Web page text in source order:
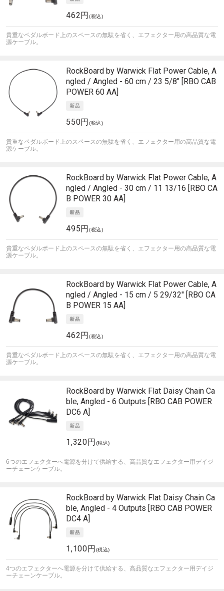
462円(税込)
貴重なペダルボード上のスペースの無駄を省く、エフェクター用の高品質な電
源ケーブル。
RockBoard by Warwick Flat Power Cable, A
ngled / Angled - 60 cm / 23 5/8" [RBO CAB
POWER 60 AA]
550円(税込)
貴重なペダルボード上のスペースの無駄を省く、エフェクター用の高品質な電
源ケーブル。
RockBoard by Warwick Flat Power Cable, A
ngled / Angled - 30 cm / 11 13/16 [RBO CA
B POWER 30 AA]
495円(税込)
貴重なペダルボード上のスペースの無駄を省く、エフェクター用の高品質な電
源ケーブル。
RockBoard by Warwick Flat Power Cable, A
ngled / Angled - 15 cm / 5 29/32" [RBO CA
B POWER 15 AA]
462円(税込)
貴重なペダルボード上のスペースの無駄を省く、エフェクター用の高品質な電
源ケーブル。
RockBoard by Warwick Flat Daisy Chain Ca
ble, Angled - 6 Outputs [RBO CAB POWER
DC6 A]
1,320円 (税込)
6つのエフェクターへ電源を分けて供給する、高品質なエフェクター用デイジ
ーチェーンケーブル。
RockBoard by Warwick Flat Daisy Chain Ca
ble, Angled - 4 Outputs [RBO CAB POWER
DC4 A]
1,100円 (税込)
4つのエフェクターへ電源を分けて供給する、高品質なエフェクター用デイジ
ーチェーンケーブル。